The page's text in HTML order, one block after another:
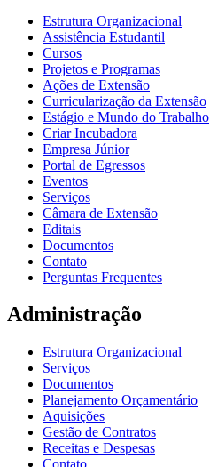
Estrutura Organizacional
Assistência Estudantil
Cursos
Projetos e Programas
Ações de Extensão
Curricularização da Extensão
Estágio e Mundo do Trabalho
Criar Incubadora
Empresa Júnior
Portal de Egressos
Eventos
Serviços
Câmara de Extensão
Editais
Documentos
Contato
Perguntas Frequentes
Administração
Estrutura Organizacional
Serviços
Documentos
Planejamento Orçamentário
Aquisições
Gestão de Contratos
Receitas e Despesas